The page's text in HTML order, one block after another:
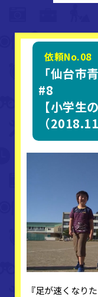
依頼No.08
「仙台市
#8
【小学生
（
『足が速くなり